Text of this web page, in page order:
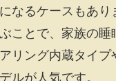
なるケースもあり
ことで、家族の睡
リング内蔵タイプ
ルが人気です。